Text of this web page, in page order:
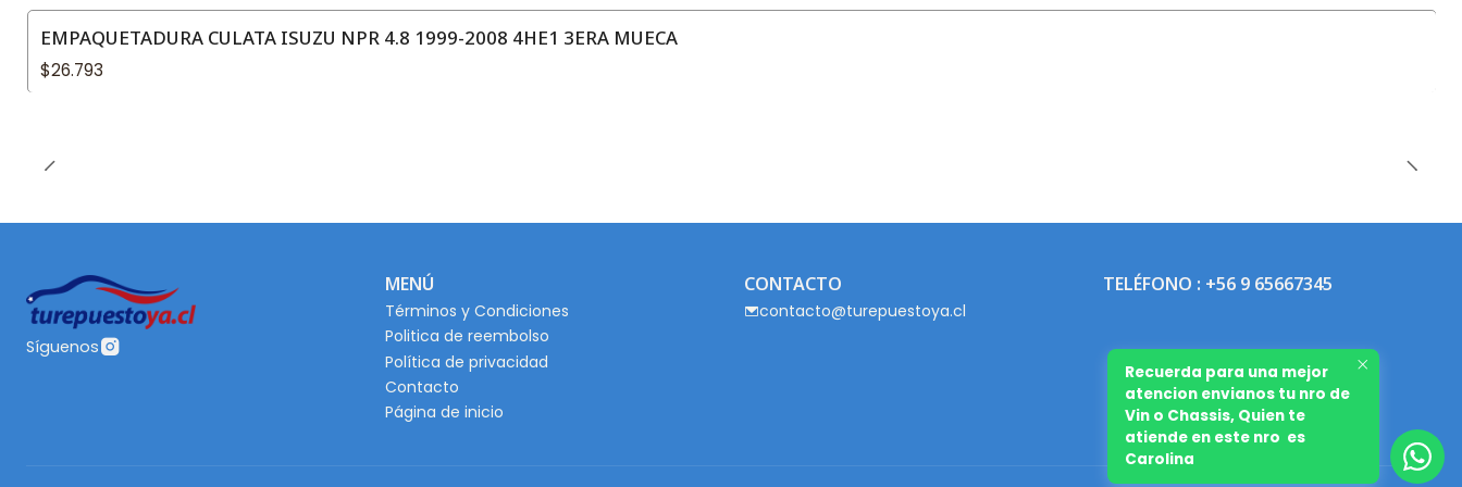
EMPAQUETADURA CULATA ISUZU NPR 4.8 1999-2008 4HE1 3ERA MUECA
$26.793
Síguenos
MENÚ
Términos y Condiciones
Politica de reembolso
Política de privacidad
Contacto
Página de inicio
CONTACTO
contacto@turepuestoya.cl
TELÉFONO : +56 9 65667345
Recuerda para una mejor
atencion envianos tu nro de
Vin o Chassis, Quien te
atiende en este nro es
Carolina